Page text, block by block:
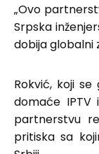
„Ovo
Srpska
dobija globalni
Rokvić, koji
domaće IPTV
partnerstvu
pritiska sa